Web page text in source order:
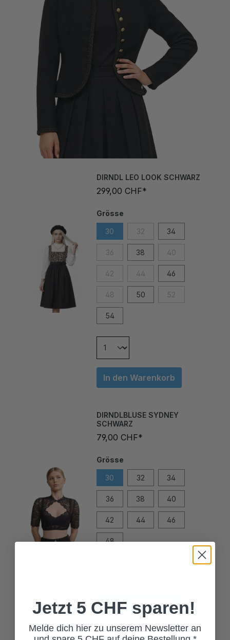
299,00 CHF*
36 38 40
42 44 46
48 50 52
54
In den Warenkorb
SCHWARZ
79,00 CHF*
36 38 40
42 44 46
48
TRACHTENMIEDER
MOONNIGHT
Jetzt 5 CHF sparen!
Melde dich hier zu unserem Newsletter an